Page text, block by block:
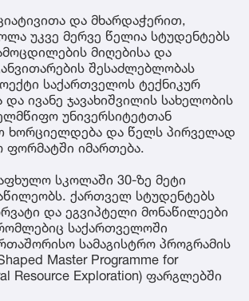
და მხარდაჭერით,
უკვე მერვე წელია სტუდენტებს
მიღებისა და
შესაძლებლობას
საქართველოს ტექნიკურ
და ივანე ჯავახიშვილის სახელობის
უნივერსიტეტთან
ხორციელდება და წელს პირველად
ფორმატში იმართება.
სკოლაში 30-ზე მეტი
ქართველ სტუდენტებს
და ეგვიპტელი მონაწილეები
საქართველოში
სამაგისტრო პროგრამის
Master Programme for
Resource Exploration) ფარგლებში